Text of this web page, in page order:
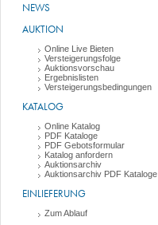
NEWS
AUKTION
Online Live Bieten
Versteigerungsfolge
Auktionsvorschau
Ergebnislisten
Versteigerungsbedingungen
KATALOG
Online Katalog
PDF Kataloge
PDF Gebotsformular
Katalog anfordern
Auktionsarchiv
Auktionsarchiv PDF Kataloge
EINLIEFERUNG
Zum Ablauf